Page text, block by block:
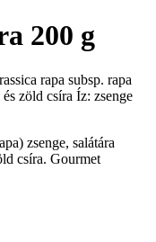
200 g
rapa subsp. rapa
zöld csíra Íz: zsenge
zsenge, salátára
csíra. Gourmet